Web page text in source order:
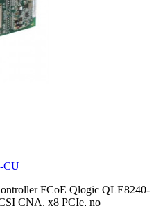
CU
FCoE Qlogic QLE8240-
CNA, x8 PCIe, no